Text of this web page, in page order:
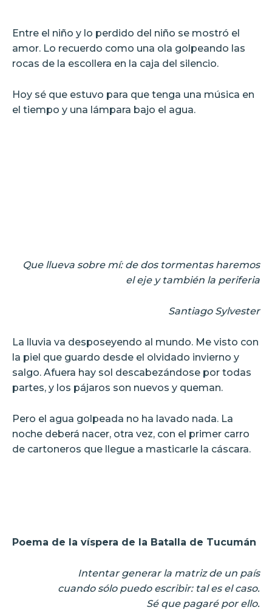
Entre el niño y lo perdido del niño se mostró el
amor. Lo recuerdo como una ola golpeando las
rocas de la escollera en la caja del silencio.
Hoy sé que estuvo para que tenga una música en
el tiempo y una lámpara bajo el agua.
Que llueva sobre mí: de dos tormentas haremos
el eje y también la periferia
Santiago Sylvester
La lluvia va desposeyendo al mundo. Me visto con
la piel que guardo desde el olvidado invierno y
salgo. Afuera hay sol descabezándose por todas
partes, y los pájaros son nuevos y queman.
Pero el agua golpeada no ha lavado nada. La
noche deberá nacer, otra vez, con el primer carro
de cartoneros que llegue a masticarle la cáscara.
Poema de la víspera de la Batalla de Tucumán
Intentar generar la matriz de un país
cuando sólo puedo escribir: tal es el caso.
Sé que pagaré por ello.